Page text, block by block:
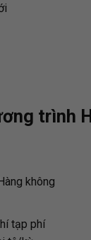
trình
không
tạp phí